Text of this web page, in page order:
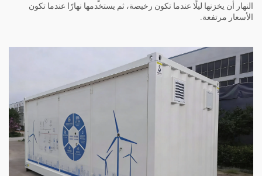
النهار أن يخزنها ليلًا عندما تكون رخيصة، ثم يستخدمها نهارًا عندما تكون
الأسعار مرتفعة.